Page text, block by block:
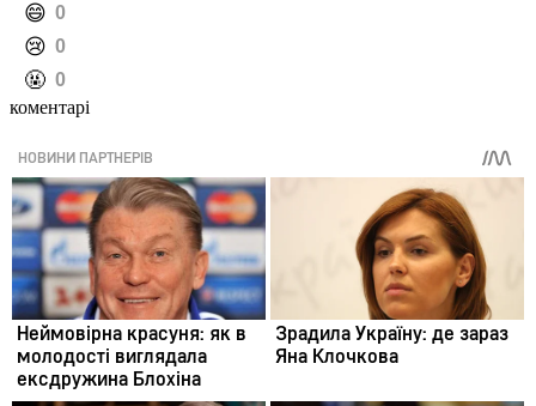
️😄 0
️😢 0
️🤬 0
коментарі